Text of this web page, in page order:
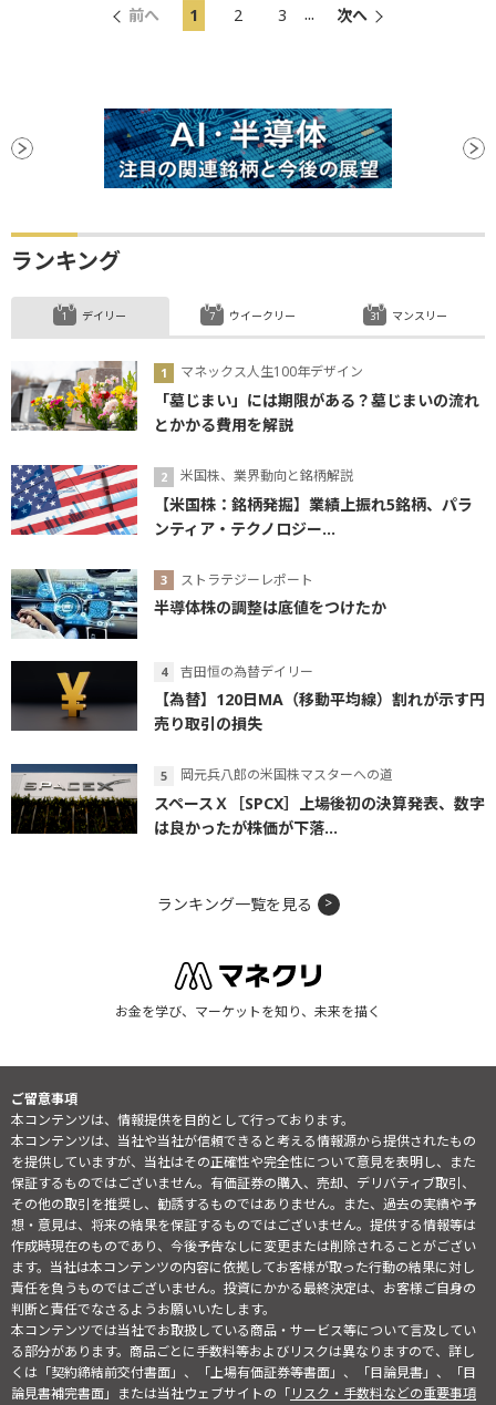
前へ 1 2 3 ... 次へ
ランキング
デイリー
マネックス人生100年デザイン
「墓じまい」には期限がある？墓じまいの流れ
とかかる費用を解説
米国株、業界動向と銘柄解説
【米国株：銘柄発掘】業績上振れ5銘柄、パラ
ンティア・テクノロジー...
ストラテジーレポート
半導体株の調整は底値をつけたか
吉田恒の為替デイリー
【為替】120日MA（移動平均線）割れが示す円
売り取引の損失
岡元兵八郎の米国株マスターへの道
スペースＸ［SPCX］上場後初の決算発表、数字
は良かったが株価が下落...
ウイークリー マンスリー
ランキング一覧を見る
お金を学び、マーケットを知り、未来を描く
ご留意事項
本コンテンツは、情報提供を目的として行っております。
本コンテンツは、当社や当社が信頼できると考える情報源から提供されたもの
を提供していますが、当社はその正確性や完全性について意見を表明し、また
保証するものではございません。有価証券の購入、売却、デリバティブ取引、
その他の取引を推奨し、勧誘するものではありません。また、過去の実績や予
想・意見は、将来の結果を保証するものではございません。提供する情報等は
作成時現在のものであり、今後予告なしに変更または削除されることがござい
ます。当社は本コンテンツの内容に依拠してお客様が取った行動の結果に対し
責任を負うものではございません。投資にかかる最終決定は、お客様ご自身の
判断と責任でなさるようお願いいたします。
本コンテンツでは当社でお取扱している商品・サービス等について言及してい
る部分があります。商品ごとに手数料等およびリスクは異なりますので、詳し
くは「契約締結前交付書面」、「上場有価証券等書面」、「目論見書」、「目
論見書補完書面」または当社ウェブサイトの「リスク・手数料などの重要事項